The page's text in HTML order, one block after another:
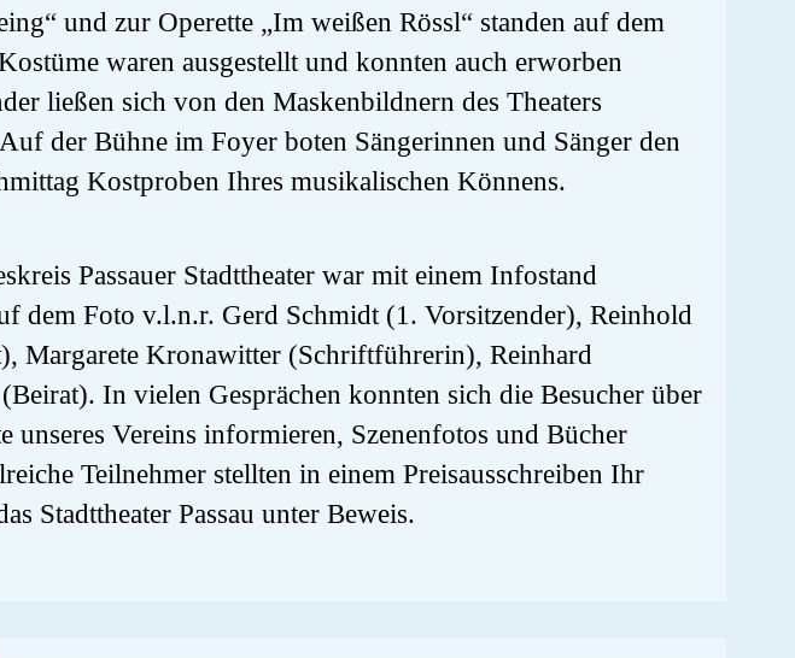
und zur Operette „Im weißen Rössl“ standen auf dem
waren ausgestellt und konnten auch erworben
ließen sich von den Maskenbildnern des Theaters
der Bühne im Foyer boten Sängerinnen und Sänger den
Kostproben Ihres musikalischen Könnens.
Passauer Stadttheater war mit einem Infostand
dem Foto v.l.n.r. Gerd Schmidt (1. Vorsitzender), Reinhold
Margarete Kronawitter (Schriftführerin), Reinhard
In vielen Gesprächen konnten sich die Besucher über
unseres Vereins informieren, Szenenfotos und Bücher
Teilnehmer stellten in einem Preisausschreiben Ihr
Stadttheater Passau unter Beweis.